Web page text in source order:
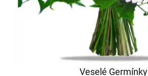
Veselé Germínky